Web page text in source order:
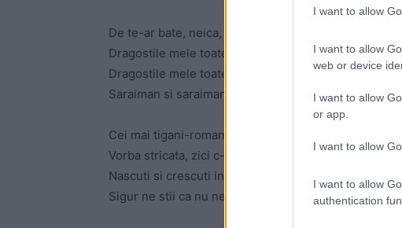
I want to allow
I want to allow
web or device
I want to allow
or app.
I want to allow
I want to allow
authentication
De te-ar bate, neica, bate
Dragostile mele toate
Dragostile mele toate
Saraiman si saraiman
Cei mai tigani-romani de care ai auzit
Vorba stricata, zici c-avem in gura grillz
Nascuti si crescuti in blocurile gri
Sigur ne stii ca nu ne cheama Audi